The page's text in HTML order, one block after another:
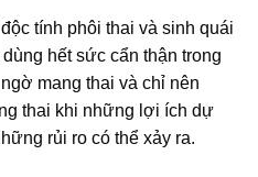
tính phôi thai và sinh quái
hết sức cẩn thận trong
mang thai và chỉ nên
thai khi những lợi ích dự
rủi ro có thể xảy ra.